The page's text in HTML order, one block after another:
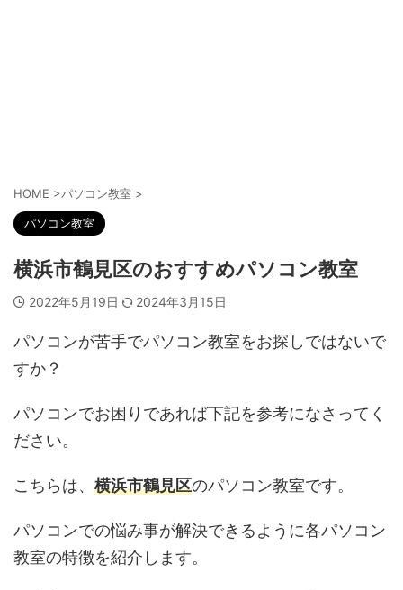
HOME >パソコン教室 >
パソコン教室
横浜市鶴見区のおすすめパソコン教室
2022年5月19日 2024年3月15日
パソコンが苦手でパソコン教室をお探しではないで
すか？
パソコンでお困りであれば下記を参考になさってく
ださい。
こちらは、 横浜市鶴見区のパソコン教室です。
パソコンでの悩み事が解決できるように各パソコン
教室の特徴を紹介します。